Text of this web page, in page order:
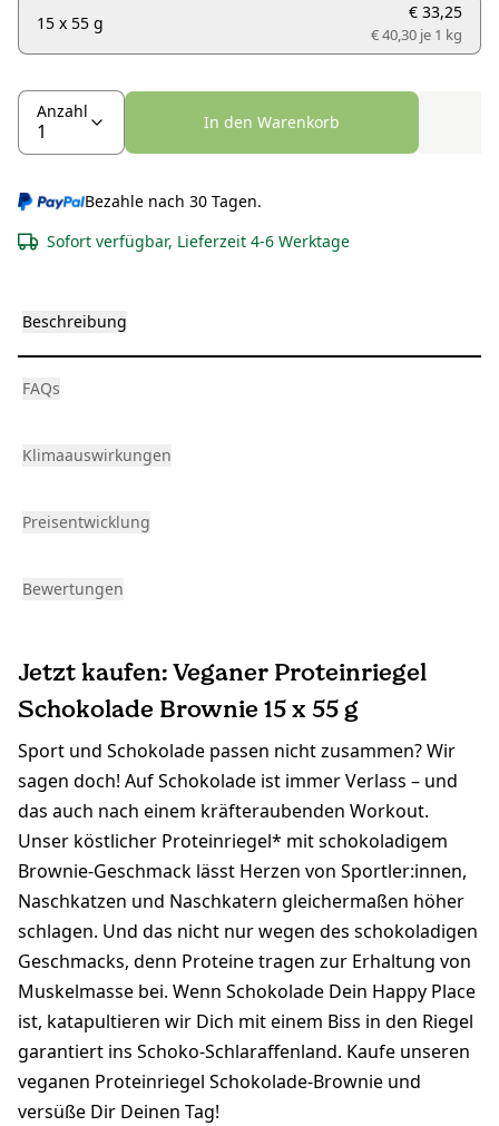
15 x 55 g
€ 33,25
€ 40,30 je 1 kg
Anzahl
In den Warenkorb
Bezahle nach 30 Tagen.
Sofort verfügbar, Lieferzeit 4-6 Werktage
Beschreibung
FAQs
Klimaauswirkungen
Preisentwicklung
Bewertungen
Jetzt kaufen: Veganer Proteinriegel
Schokolade Brownie 15 x 55 g
Sport und Schokolade passen nicht zusammen? Wir
sagen doch! Auf Schokolade ist immer Verlass – und
das auch nach einem kräfteraubenden Workout.
Unser köstlicher Proteinriegel* mit schokoladigem
Brownie-Geschmack lässt Herzen von Sportler:innen,
Naschkatzen und Naschkatern gleichermaßen höher
schlagen. Und das nicht nur wegen des schokoladigen
Geschmacks, denn Proteine tragen zur Erhaltung von
Muskelmasse bei. Wenn Schokolade Dein Happy Place
ist, katapultieren wir Dich mit einem Biss in den Riegel
garantiert ins Schoko-Schlaraffenland. Kaufe unseren
veganen Proteinriegel Schokolade-Brownie und
versüße Dir Deinen Tag!